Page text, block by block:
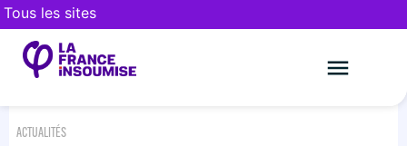
Tous les sites
ACTUALITÉS